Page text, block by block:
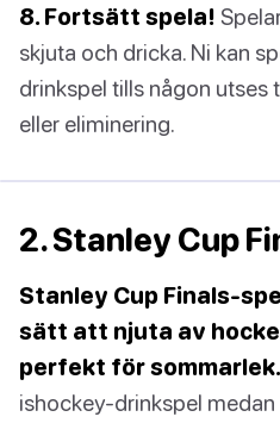
8. Fortsätt spela!
skjuta och dricka. Ni kan
drinkspel tills någon utses
eller eliminering.
2. Stanley Cup
Stanley Cup Finals-
sätt att njuta av
perfekt för sommarlek.
ishockey-drinkspel